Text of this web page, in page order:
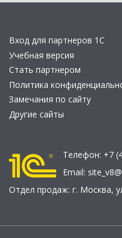
Вход для партнеров 1С
Учебная версия
Стать партнером
Политика
Замечания по сайту
Другие сайты
Телефон: +7
Email:
Отдел продаж: г. Москва,